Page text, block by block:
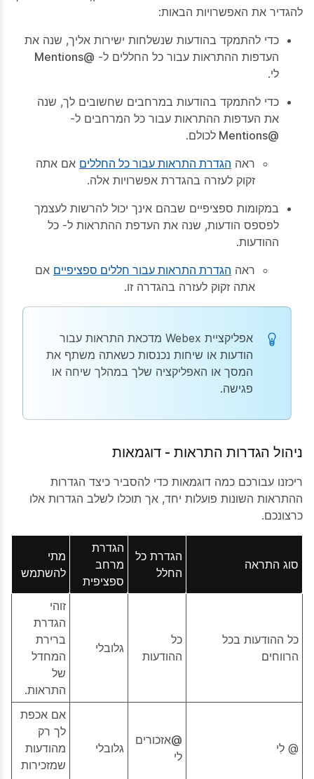
להגדיר את האפשרויות הבאות:
כדי להתמקד בהודעות שנשלחות ישירות אליך, שנה את
העדפות ההתראות עבור כל החללים ל-
@Mentions
לי.
כדי להתמקד בהודעות במרחבים שחשובים לך, שנה
את העדפות ההתראות עבור כל המרחבים ל-
@Mentions לכולם
.
ראה הגדרת התראות עבור כל החללים אם אתה
זקוק לעזרה בהגדרת אפשרויות אלה.
במקומות ספציפיים שבהם אינך יכול להרשות לעצמך
לפספס הודעות, שנה את העדפת ההתראות ל- כל
ההודעות.
ראה הגדרת התראות עבור חללים ספציפיים אם
אתה זקוק לעזרה בהגדרה זו.
אפליקציית Webex מדכאת התראות עבור
הודעות או שיחות נכנסות כשאתה משתף את
המסך או האפליקציה שלך במהלך שיחה או
פגישה.
ניהול הגדרות התראות - דוגמאות
ריכזנו עבורכם כמה דוגמאות כדי להסביר כיצד הגדרות
ההתראות השונות פועלות יחד, אך תוכלו לשלב הגדרות אלו
כרצונכם.
סוג התראה
הגדרת כל
החלל
הגדרת
מרחב
ספציפית
מתי
להשתמש
כל ההודעות בכל
הרווחים
כל
ההודעות
גלובלי
זוהי
הגדרת
ברירת
המחדל
של
התראות.
@ לִי
@אזכורים
לי
גלובלי
אם אכפת
לך רק
מהודעות
שמזכירות